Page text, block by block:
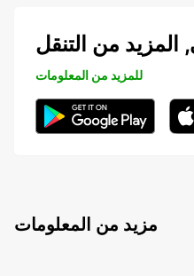
المزيد من التنقل
للمزيد من المعلومات
مزيد من المعلومات